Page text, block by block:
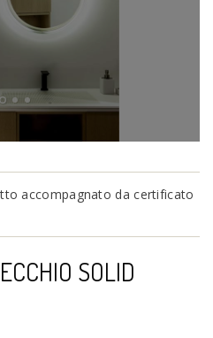
accompagnato da certificato
SOLID